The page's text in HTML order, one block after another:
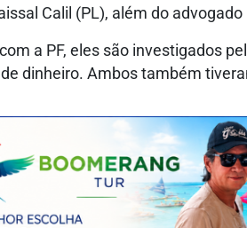
Calil (PL), além do advogado
a PF, eles são investigados
dinheiro. Ambos também